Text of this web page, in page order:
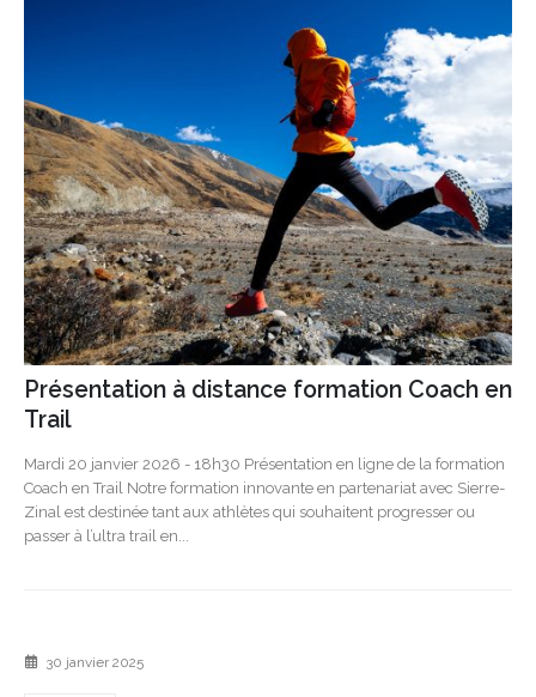
Présentation à distance formation Coach en
Trail
Mardi 20 janvier 2026 - 18h30 Présentation en ligne de la formation
Coach en Trail Notre formation innovante en partenariat avec Sierre-
Zinal est destinée tant aux athlètes qui souhaitent progresser ou
passer à l’ultra trail en...
30 janvier 2025